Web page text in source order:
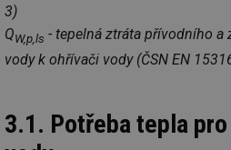
3)
QW,p,ls - tepelná ztráta přívodního
vody k ohřívači vody (ČSN EN
3.1. Potřeba tepla